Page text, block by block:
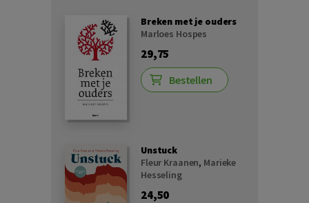
Breken met je ouders
Marloes Hospes
29,75
Bestellen
Unstuck
Fleur Kraanen, Marieke
Hesseling
24,50